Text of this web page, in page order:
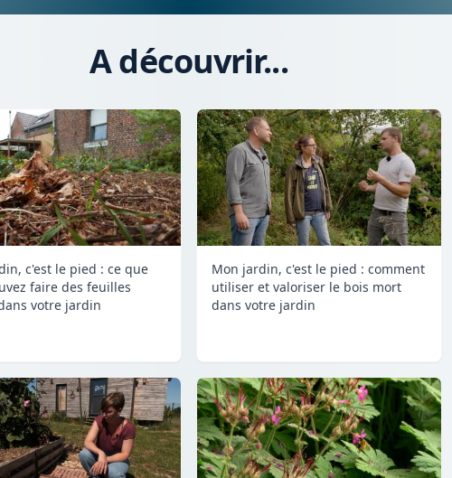
A découvrir...
c'est le pied : ce que
faire des feuilles
votre jardin
Mon jardin, c'est le pied : comment
utiliser et valoriser le bois mort
dans votre jardin